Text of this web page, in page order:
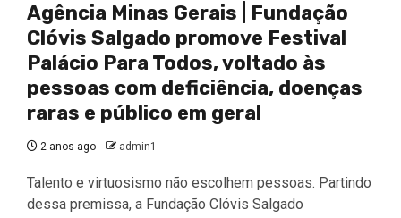
Agência Minas Gerais | Fundação
Clóvis Salgado promove Festival
Palácio Para Todos, voltado às
pessoas com deficiência, doenças
raras e público em geral
2 anos ago admin1
Talento e virtuosismo não escolhem pessoas. Partindo
dessa premissa, a Fundação Clóvis Salgado